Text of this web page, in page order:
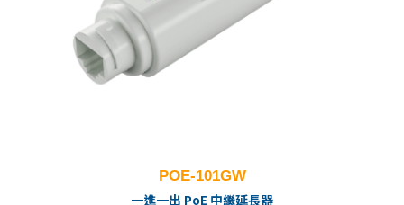
POE-101GW
一進一出 PoE 中繼延長器